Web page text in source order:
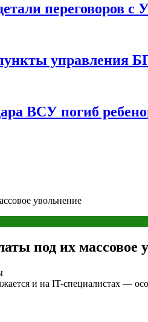
переговоров с
управления
ВСУ погиб
увольнение
под их массовое
и на IT-специалистах —